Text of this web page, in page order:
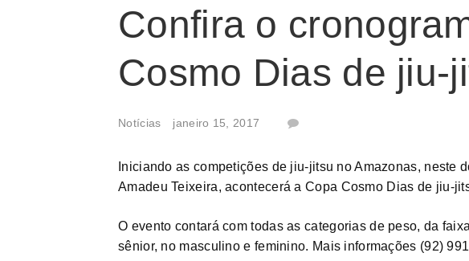
Confira o
Cosmo Dias de jiu-
Notícias janeiro 15, 2017
Iniciando as competições de jiu-jitsu no Amazonas, neste
Amadeu Teixeira, acontecerá a Copa Cosmo Dias de jiu-
O evento contará com todas as categorias de peso, da
sênior, no masculino e feminino. Mais informações (92)